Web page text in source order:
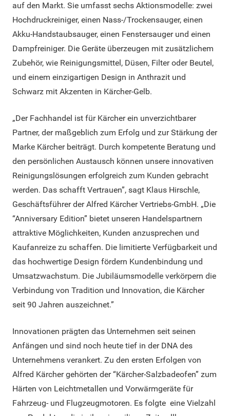
auf den Markt. Sie umfasst sechs Aktionsmodelle: zwei
Hochdruckreiniger, einen Nass-/Trockensauger, einen
Akku-Handstaubsauger, einen Fenstersauger und einen
Dampfreiniger. Die Geräte überzeugen mit zusätzlichem
Zubehör, wie Reinigungsmittel, Düsen, Filter oder Beutel,
und einem einzigartigen Design in Anthrazit und
Schwarz mit Akzenten in Kärcher-Gelb.
„Der Fachhandel ist für Kärcher ein unverzichtbarer
Partner, der maßgeblich zum Erfolg und zur Stärkung der
Marke Kärcher beiträgt. Durch kompetente Beratung und
den persönlichen Austausch können unsere innovativen
Reinigungslösungen erfolgreich zum Kunden gebracht
werden. Das schafft Vertrauen”, sagt Klaus Hirschle,
Geschäftsführer der Alfred Kärcher Vertriebs-GmbH. „Die
“Anniversary Edition” bietet unseren Handelspartnern
attraktive Möglichkeiten, Kunden anzusprechen und
Kaufanreize zu schaffen. Die limitierte Verfügbarkeit und
das hochwertige Design fördern Kundenbindung und
Umsatzwachstum. Die Jubiläumsmodelle verkörpern die
Verbindung von Tradition und Innovation, die Kärcher
seit 90 Jahren auszeichnet.”
Innovationen prägten das Unternehmen seit seinen
Anfängen und sind noch heute tief in der DNA des
Unternehmens verankert. Zu den ersten Erfolgen von
Alfred Kärcher gehörten der “Kärcher-Salzbadeofen” zum
Härten von Leichtmetallen und Vorwärmgeräte für
Fahrzeug- und Flugzeugmotoren. Es folgte eine Vielzahl